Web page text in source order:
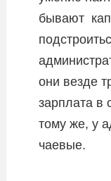
бывают
они везде
зарплата в
тому же, у
чаевые.